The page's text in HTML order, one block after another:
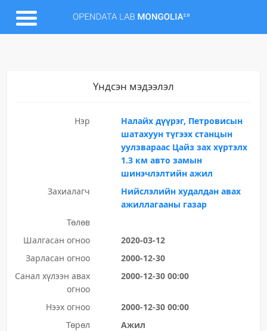
Үндсэн мэдээлэл
Нэр
Налайх дүүрэг, Петровисын
шатахуун түгээх станцын
уулзвараас Цайз зах хүртэлх
1.3 км авто замын
шинэчлэлтийн ажил
Захиалагч
Нийслэлийн худалдан авах
ажиллагааны газар
Төлөв
Шалгасан огноо
2020-03-12
Зарласан огноо
2000-12-30
Санал хүлээн авах
огноо
2000-12-30 00:00
Нээх огноо
2000-12-30 00:00
Төрөл
Ажил